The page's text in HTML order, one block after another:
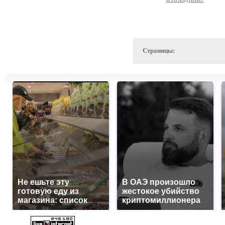
Страницы:
Не ешьте эту
готовую еду из
магазина: список
В ОАЭ произошло
жестокое убийство
криптомиллионера